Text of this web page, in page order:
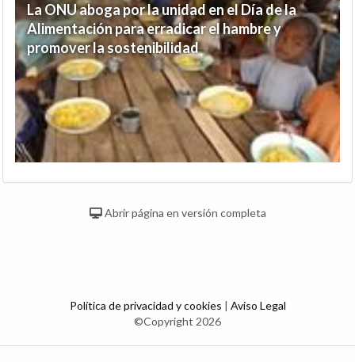
La ONU aboga por la unidad en el Día de la
Alimentación para erradicar el hambre y
promover la sostenibilidad
Abrir página en versión completa
Política de privacidad y cookies | Aviso Legal
©Copyright 2026